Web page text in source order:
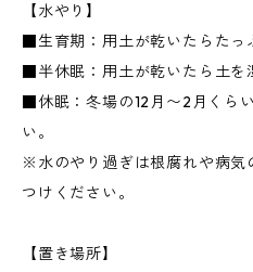
【水やり】
■生育期：用土が乾いたらたっ
■半休眠：用土が乾いたら土を
■休眠：冬場の12月〜2月くら
い。
※水のやり過ぎは根腐れや病気
つけください。
【置き場所】